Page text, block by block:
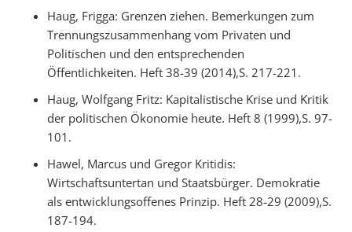
Haug, Frigga: Grenzen ziehen. Bemerkungen zum
Trennungszusammenhang vom Privaten und
Politischen und den entsprechenden
Öffentlichkeiten. Heft 38-39 (2014),S. 217-221.
Haug, Wolfgang Fritz: Kapitalistische Krise und Kritik
der politischen Ökonomie heute. Heft 8 (1999),S. 97-
101.
Hawel, Marcus und Gregor Kritidis:
Wirtschaftsuntertan und Staatsbürger. Demokratie
als entwicklungsoffenes Prinzip. Heft 28-29 (2009),S.
187-194.